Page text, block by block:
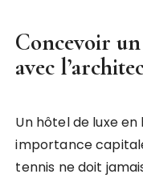
Concevoir
avec
Un hôtel de luxe
importance
tennis ne doit